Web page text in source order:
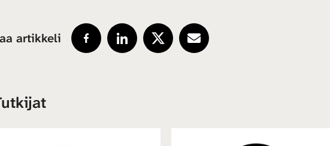
artikkeli